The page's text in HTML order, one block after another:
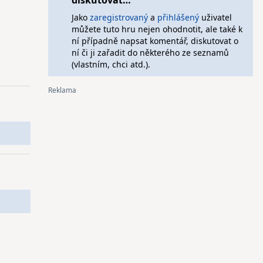
Jako zaregistrovanýa přihlášenýuživatel
můžete tuto hru nejen ohodnotit, ale také k
ní případně napsat komentář, diskutovat o
ní či ji zařadit do některého ze seznamů
(vlastním, chci atd.).